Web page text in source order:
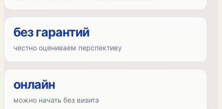
без гарантий
честно оцениваем перспективу
онлайн
можно начать без визита